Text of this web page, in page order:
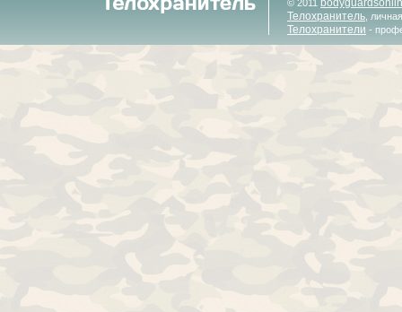
© 2011
Телохранитель ,
Телохранители -